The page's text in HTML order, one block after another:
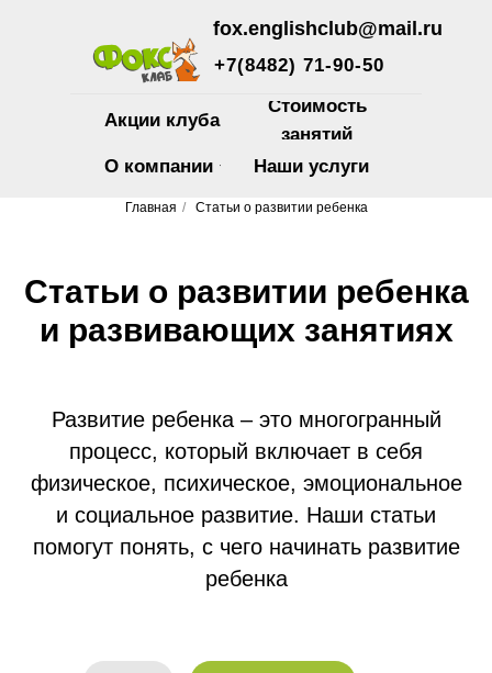
+7(8482) 71-90-50
fox.englishclub@mail.ru
Акции клуба
О компании Наши услуги
Стоимость
занятий
Главная / Статьи о развитии ребенка
Статьи о развитии ребенка
и развивающих занятиях
Развитие ребенка – это многогранный
процесс, который включает в себя
физическое, психическое, эмоциональное
и социальное развитие. Наши статьи
помогут понять, с чего начинать развитие
ребенка